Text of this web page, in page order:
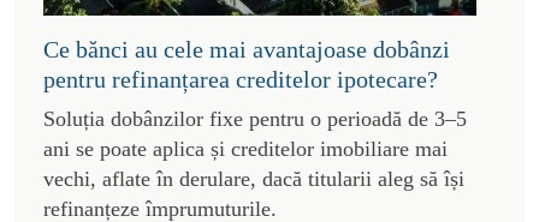
Ce bănci au cele mai avantajoase dobânzi
pentru refinanțarea creditelor ipotecare?
Soluția dobânzilor fixe pentru o perioadă de 3–5
ani se poate aplica și creditelor imobiliare mai
vechi, aflate în derulare, dacă titularii aleg să își
refinanțeze împrumuturile.